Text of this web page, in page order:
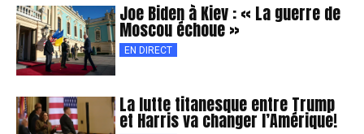
Joe Biden à Kiev : « La guerre de
Moscou échoue »
EN DIRECT
La lutte titanesque entre Trump
et Harris va changer l’Amérique!